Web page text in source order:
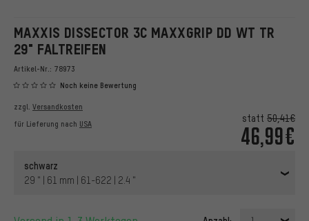
MAXXIS DISSECTOR 3C MAXXGRIP DD WT TR
29" FALTREIFEN
Artikel-Nr.: 78973
Noch keine Bewertung
statt 50,41€
46,99€
zzgl. Versandkosten
für Lieferung nach USA
schwarz
29 " | 61 mm | 61-622 | 2.4 "